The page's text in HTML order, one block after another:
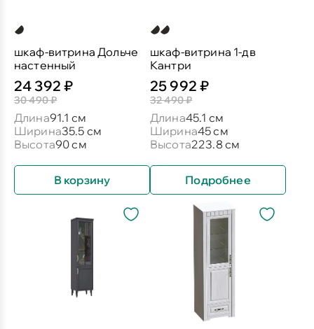
шкаф-витрина Дольче
настенный
24 392 ₽
30 490 ₽
Длина91.1 см
Ширина35.5 см
Высота90 см
В корзину
шкаф-витрина 1-дв
Кантри
25 992 ₽
32 490 ₽
Длина45.1 см
Ширина45 см
Высота223.8 см
Подробнее